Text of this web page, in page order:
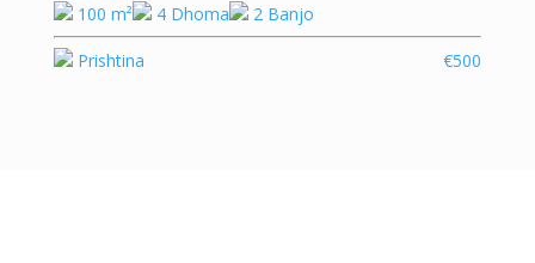
100 m²
4 Dhoma 2 Banjo
Prishtina €500